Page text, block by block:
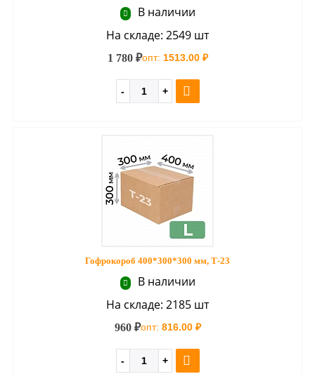
В наличии
На складе: 2549 шт
1 780 ₽опт: 1513.00 ₽
Гофрокороб 400*300*300 мм, Т-23
В наличии
На складе: 2185 шт
960 ₽опт: 816.00 ₽